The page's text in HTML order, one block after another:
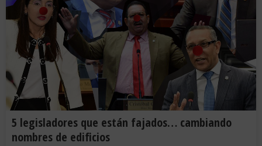
5 legisladores que están fajados… cambiando
nombres de edificios